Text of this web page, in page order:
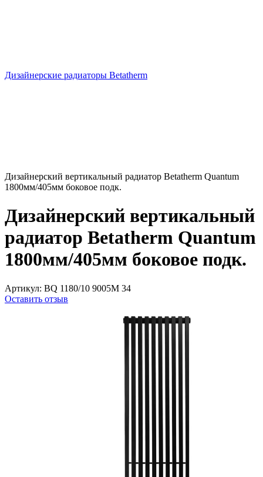
Дизайнерские радиаторы Betatherm
Дизайнерский вертикальный радиатор Betatherm Quantum
1800мм/405мм боковое подк.
Дизайнерский вертикальный
радиатор Betatherm Quantum
1800мм/405мм боковое подк.
Артикул: BQ 1180/10 9005M 34
Оставить отзыв